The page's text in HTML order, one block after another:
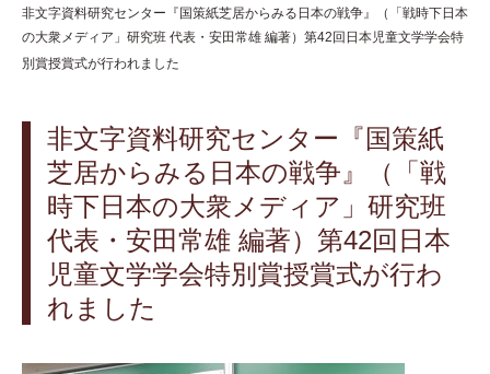
非文字資料研究センター『国策紙芝居からみる日本の戦争』（「戦時下日本
の大衆メディア」研究班 代表・安田常雄 編著）第42回日本児童文学学会特
別賞授賞式が行われました
非文字資料研究センター『国策紙
芝居からみる日本の戦争』（「戦
時下日本の大衆メディア」研究班
代表・安田常雄 編著）第42回日本
児童文学学会特別賞授賞式が行わ
れました